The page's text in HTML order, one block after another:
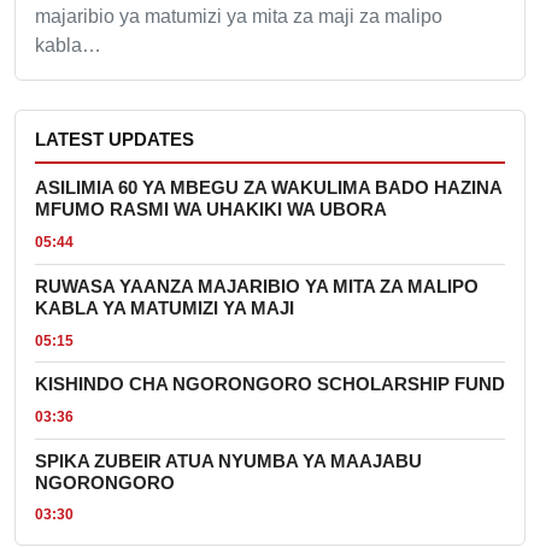
majaribio ya matumizi ya mita za maji za malipo
kabla…
LATEST UPDATES
ASILIMIA 60 YA MBEGU ZA WAKULIMA BADO HAZINA
MFUMO RASMI WA UHAKIKI WA UBORA
05:44
RUWASA YAANZA MAJARIBIO YA MITA ZA MALIPO
KABLA YA MATUMIZI YA MAJI
05:15
KISHINDO CHA NGORONGORO SCHOLARSHIP FUND
03:36
SPIKA ZUBEIR ATUA NYUMBA YA MAAJABU
NGORONGORO
03:30